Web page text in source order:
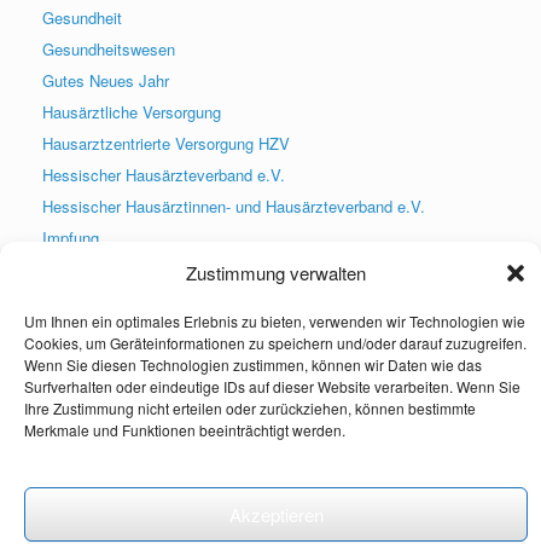
Zustimmung verwalten
Um Ihnen ein optimales Erlebnis zu bieten, verwenden wir Technologien wie
Cookies, um Geräteinformationen zu speichern und/oder darauf zuzugreifen.
Wenn Sie diesen Technologien zustimmen, können wir Daten wie das
Surfverhalten oder eindeutige IDs auf dieser Website verarbeiten. Wenn Sie
Ihre Zustimmung nicht erteilen oder zurückziehen, können bestimmte
Merkmale und Funktionen beeinträchtigt werden.
Gesundheit
Gesundheitswesen
Gutes Neues Jahr
Hausärztliche Versorgung
Hausarztzentrierte Versorgung HZV
Hessischer Hausärzteverband e.V.
Hessischer Hausärztinnen- und Hausärzteverband e.V.
Impfung
Praxis wieder geöffnet
PraxisApp
Praxisneuigkeiten
Presse
Uncategorized